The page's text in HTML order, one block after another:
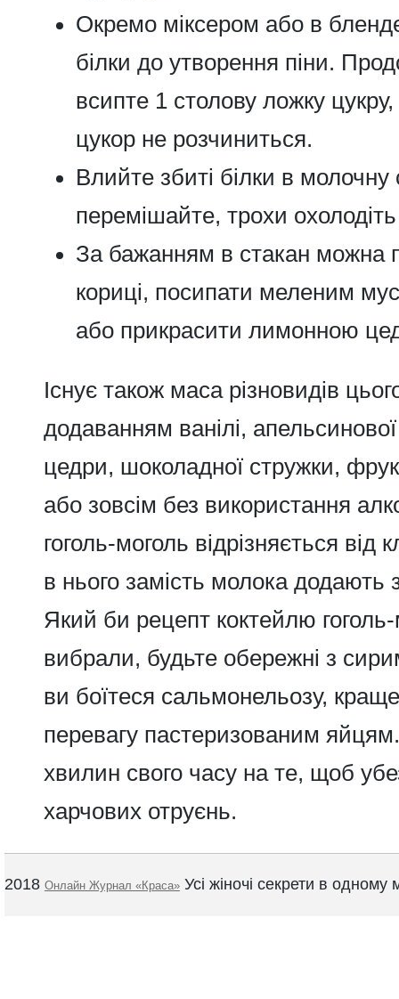
Окремо міксером або в
білки до утворення піни.
всипте 1 столову ложку
цукор не розчиниться.
Влийте збиті білки в молочну
перемішайте, трохи
За бажанням в стакан можна
кориці, посипати меленим
або прикрасити лимонною
Існує також маса різновидів
додаванням ванілі,
цедри, шоколадної стружки,
або зовсім без використання
гоголь-моголь відрізняється
в нього замість молока додають
Який би рецепт коктейлю
вибрали, будьте обережні з
ви боїтеся сальмонельозу,
перевагу пастеризованим
хвилин свого часу на те, щоб
харчових отруєнь.
2018 Онлайн Журнал «Краса»Усі жіночі секрети в одному